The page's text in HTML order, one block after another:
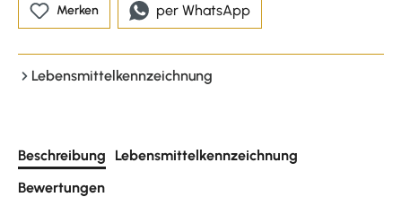
Merken per WhatsApp
Lebensmittelkennzeichnung
Beschreibung
Lebensmittelkennzeichnung
Bewertungen